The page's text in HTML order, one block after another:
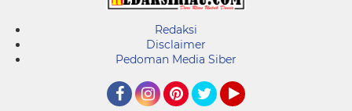
Redaksi
Disclaimer
Pedoman Media Siber